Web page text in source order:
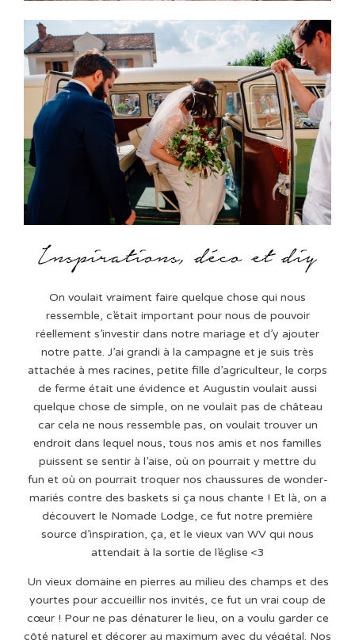
On voulait vraiment faire quelque chose qui nous
ressemble, c’était important pour nous de pouvoir
réellement s’investir dans notre mariage et d’y ajouter
notre patte. J’ai grandi à la campagne et je suis très
attachée à mes racines, petite fille d’agriculteur, le corps
de ferme était une évidence et Augustin voulait aussi
quelque chose de simple, on ne voulait pas de château
car cela ne nous ressemble pas, on voulait trouver un
endroit dans lequel nous, tous nos amis et nos familles
puissent se sentir à l’aise, où on pourrait y mettre du
fun et où on pourrait troquer nos chaussures de wonder-
mariés contre des baskets si ça nous chante ! Et là, on a
découvert le Nomade Lodge, ce fut notre première
source d’inspiration, ça, et le vieux van WV qui nous
attendait à la sortie de l’église <3
Un vieux domaine en pierres au milieu des champs et des
yourtes pour accueillir nos invités, ce fut un vrai coup de
cœur ! Pour ne pas dénaturer le lieu, on a voulu garder ce
côté naturel et décorer au maximum avec du végétal. Nos